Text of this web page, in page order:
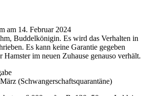
am 14. Februar 2024
Buddelkönigin. Es wird das Verhalten in
Es kann keine Garantie gegeben
Hamster im neuen Zuhause genauso verhält.
(Schwangerschaftsquarantäne)